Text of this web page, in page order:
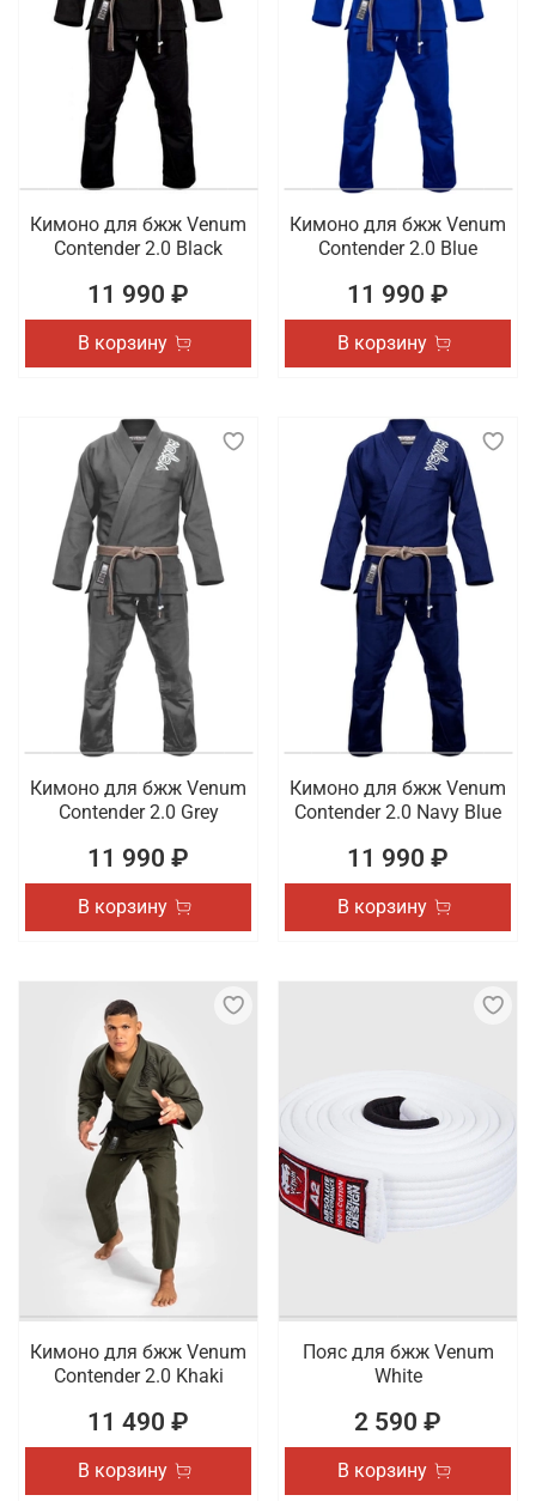
Кимоно для бжж Venum
Contender 2.0 Black
11 990 ₽
В корзину
Кимоно для бжж Venum
Contender 2.0 Blue
11 990 ₽
В корзину
Кимоно для бжж Venum
Contender 2.0 Grey
11 990 ₽
В корзину
Кимоно для бжж Venum
Contender 2.0 Navy Blue
11 990 ₽
В корзину
Кимоно для бжж Venum
Contender 2.0 Khaki
11 490 ₽
В корзину
Пояс для бжж Venum
White
2 590 ₽
В корзину